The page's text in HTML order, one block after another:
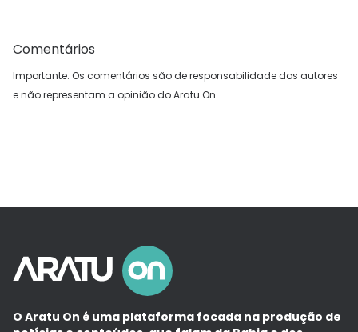
Comentários
Importante: Os comentários são de responsabilidade dos autores
e não representam a opinião do Aratu On.
O Aratu On é uma plataforma focada na produção de